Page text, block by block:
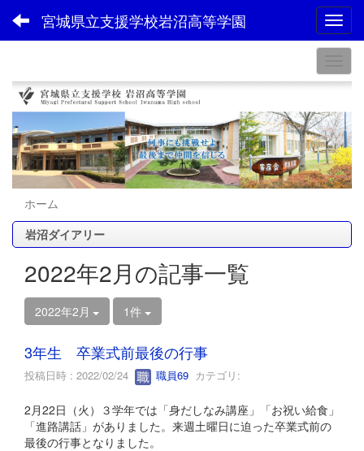
宮城県立支援学校岩沼高等学園
ホーム
岩沼ダイアリー
2022年2月の記事一覧
2022年2月 1件
3年生 卒業式前最後の行事
投稿日時 : 2022/02/24 職員69 カテゴリ:
2月22日（火）３学年では「身だしなみ講座」「お祝い給食」
「進路講話」がありました。来週土曜日に迫った卒業式前の
最後の行事となりました。